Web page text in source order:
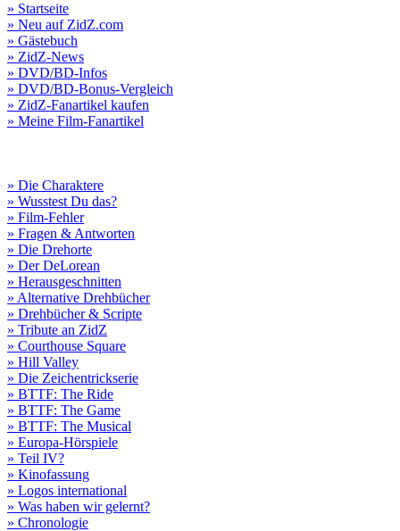
» Startseite
» Neu auf ZidZ.com
» Gästebuch
» ZidZ-News
» DVD/BD-Infos
» DVD/BD-Bonus-Vergleich
» ZidZ-Fanartikel kaufen
» Meine Film-Fanartikel
» Die Charaktere
» Wusstest Du das?
» Film-Fehler
» Fragen & Antworten
» Die Drehorte
» Der DeLorean
» Herausgeschnitten
» Alternative Drehbücher
» Drehbücher & Scripte
» Tribute an ZidZ
» Courthouse Square
» Hill Valley
» Die Zeichentrickserie
» BTTF: The Ride
» BTTF: The Game
» BTTF: The Musical
» Europa-Hörspiele
» Teil IV?
» Kinofassung
» Logos international
» Was haben wir gelernt?
» Chronologie